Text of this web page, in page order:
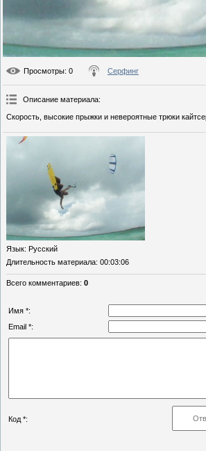
Просмотры: 0 Серфинг
Описание материала:
Скорость, высокие прыжки и невероятные трюки
Язык: Русский
Длительность материала: 00:03:06
Всего комментариев: 0
Имя *:
Email *:
Код *: